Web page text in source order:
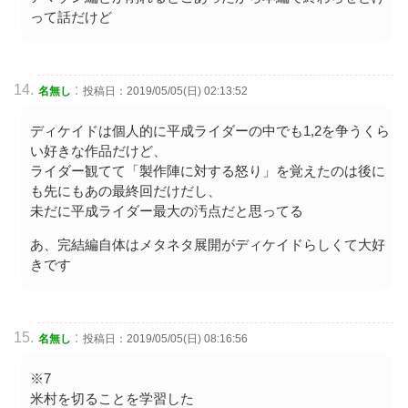
って話だけど
名無し : 投稿日：2019/05/05(日) 02:13:52
ディケイドは個人的に平成ライダーの中でも1,2を争うくら
い好きな作品だけど、
ライダー観てて「製作陣に対する怒り」を覚えたのは後に
も先にもあの最終回だけだし、
未だに平成ライダー最大の汚点だと思ってる
あ、完結編自体はメタネタ展開がディケイドらしくて大好
きです
名無し : 投稿日：2019/05/05(日) 08:16:56
※7
米村を切ることを学習した